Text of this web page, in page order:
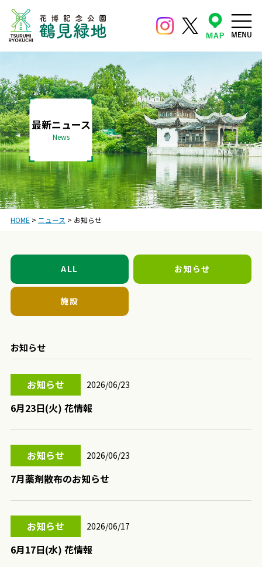
最新ニュース
News
HOME > ニュース > お知らせ
ALL お知らせ
施設
お知らせ
お知らせ 2026/06/23
6月23日(火) 花情報
お知らせ 2026/06/23
7月薬剤散布のお知らせ
お知らせ 2026/06/17
6月17日(水) 花情報